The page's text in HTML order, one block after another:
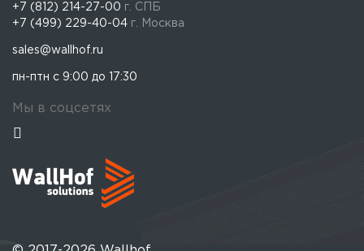
+7 (812) 214-27-00 г. СПБ
+7 (499) 229-40-04 г. Москва
sales@wallhof.ru
пн-птн с 9:00 до 17:30
Мы в соцсетях